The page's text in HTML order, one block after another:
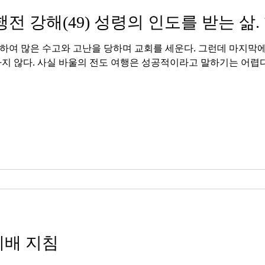
전 강해(49) 성령의 인도를 받는 삶.
여 많은 수고와 고난을 당하며 교회를 세운다. 그런데 마지막
않다. 사실 바울의 전도 여행은 성공적이라고 말하기는 어렵
지침